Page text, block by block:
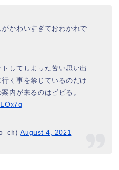
かわいすぎておわかれで
してしまった苦い思い出
く事を禁じているのだけ
内が来るのはビビる。
August 4, 2021